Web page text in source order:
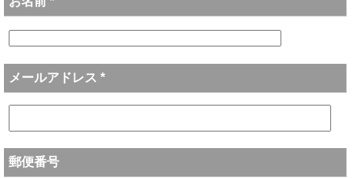
メールアドレス *
郵便番号